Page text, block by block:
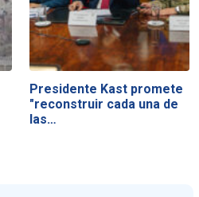
Presidente Kast promete
"reconstruir cada una de
las…